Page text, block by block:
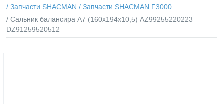
/Запчасти SHACMAN /Запчасти SHACMAN F3000
/ Сальник балансира А7 (160х194х10,5) AZ99255220223
DZ91259520512